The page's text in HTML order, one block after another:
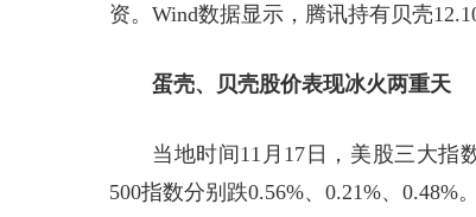
资。Wind数据显示，腾讯持有贝壳
蛋壳、贝壳股价表现冰火两重天
当地时间11月17日，美股三大指
500指数分别跌0.56%、0.21%、0.48%。